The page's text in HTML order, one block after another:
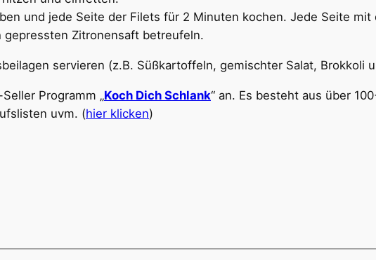
und jede Seite der Filets für 2 Minuten kochen. Jede Seite
Zitronensaft betreufeln.
servieren (z.B. Süßkartoffeln, gemischter Salat, Brokkoli
Programm „Koch Dich Schlank“ an. Es besteht aus über
uvm. (hier klicken)